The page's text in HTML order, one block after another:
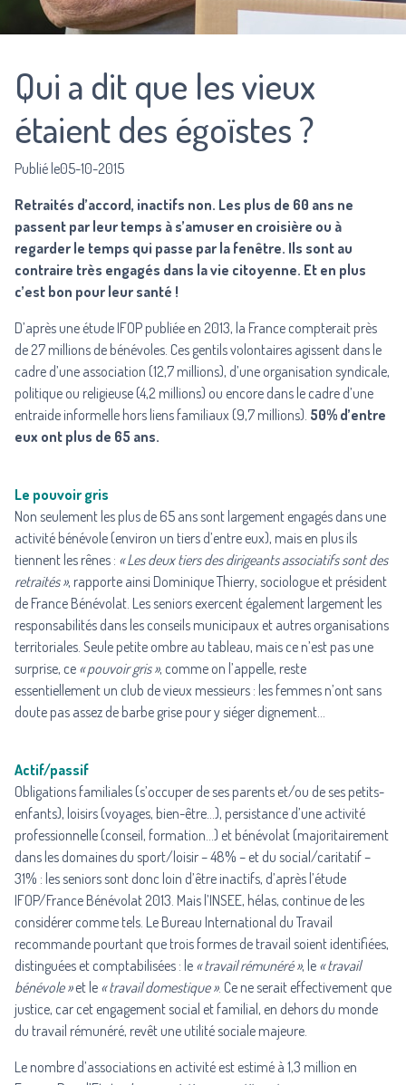
Qui a dit que les vieux
étaient des égoïstes ?
Publié le05-10-2015
Retraités d’accord, inactifs non. Les plus de 60 ans ne
passent par leur temps à s’amuser en croisière ou à
regarder le temps qui passe par la fenêtre. Ils sont au
contraire très engagés dans la vie citoyenne. Et en plus
c’est bon pour leur santé !
D’après une étude IFOP publiée en 2013, la France compterait près
de 27 millions de bénévoles. Ces gentils volontaires agissent dans le
cadre d’une association (12,7 millions), d’une organisation syndicale,
politique ou religieuse (4,2 millions) ou encore dans le cadre d’une
entraide informelle hors liens familiaux (9,7 millions). 50% d’entre
eux ont plus de 65 ans.
Le pouvoir gris
Non seulement les plus de 65 ans sont largement engagés dans une
activité bénévole (environ un tiers d’entre eux), mais en plus ils
tiennent les rênes : « Les deux tiers des dirigeants associatifs sont des
retraités », rapporte ainsi Dominique Thierry, sociologue et président
de France Bénévolat. Les seniors exercent également largement les
responsabilités dans les conseils municipaux et autres organisations
territoriales. Seule petite ombre au tableau, mais ce n’est pas une
surprise, ce « pouvoir gris », comme on l’appelle, reste
essentiellement un club de vieux messieurs : les femmes n’ont sans
doute pas assez de barbe grise pour y siéger dignement…
Actif/passif
Obligations familiales (s’occuper de ses parents et/ou de ses petits-
enfants), loisirs (voyages, bien-être…), persistance d’une activité
professionnelle (conseil, formation…) et bénévolat (majoritairement
dans les domaines du sport/loisir – 48% – et du social/caritatif –
31% : les seniors sont donc loin d’être inactifs, d’après l’étude
IFOP/France Bénévolat 2013. Mais l’INSEE, hélas, continue de les
considérer comme tels. Le Bureau International du Travail
recommande pourtant que trois formes de travail soient identifiées,
distinguées et comptabilisées : le « travail rémunéré », le « travail
bénévole »et le « travail domestique ». Ce ne serait effectivement que
justice, car cet engagement social et familial, en dehors du monde
du travail rémunéré, revêt une utilité sociale majeure.
Le nombre d’associations en activité est estimé à 1,3 million en